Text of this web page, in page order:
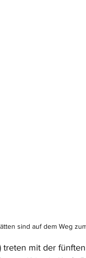
sind auf dem Weg
treten mit der